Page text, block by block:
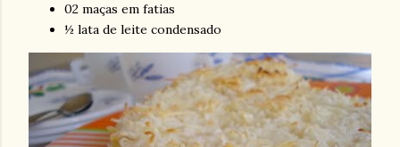
02 maças em fatias
½ lata de leite condensado